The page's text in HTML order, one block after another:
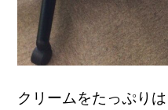
クリームをたっぷり